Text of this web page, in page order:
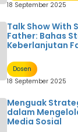
18 September 2025
Talk Show With
Father: Bahas
Keberlanjutan
Dosen
18 September 2025
Menguak
dalam
Media Sosial